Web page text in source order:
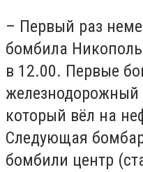
– Первый раз
бомбила Никополь
в 12.00. Первые
железнодорожный
который вёл на
Следующая
бомбили центр